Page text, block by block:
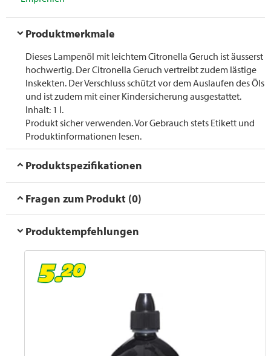
Produktmerkmale
Dieses Lampenöl mit leichtem Citronella Geruch ist äusserst
hochwertig. Der Citronella Geruch vertreibt zudem lästige
Inskekten. Der Verschluss schützt vor dem Auslaufen des Öls
und ist zudem mit einer Kindersicherung ausgestattet.
Inhalt: 1 l.
Produkt sicher verwenden. Vor Gebrauch stets Etikett und
Produktinformationen lesen.
Produktspezifikationen
Fragen zum Produkt (0)
Produktempfehlungen